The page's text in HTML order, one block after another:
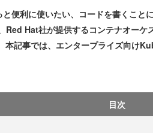
便利に使いたい、コードを書くこと
Red Hat社が提供するコンテナオーケ
本記事では、エンタープライズ向け
目次